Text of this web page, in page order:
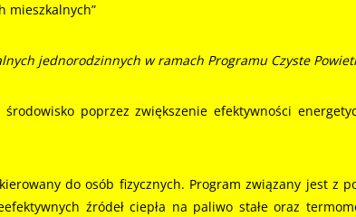
mieszkalnych”
jednorodzinnych w ramach Programu Czyste
poprzez zwiększenie efektywności
do osób fizycznych. Program związany jest z
źródeł ciepła na paliwo stałe oraz